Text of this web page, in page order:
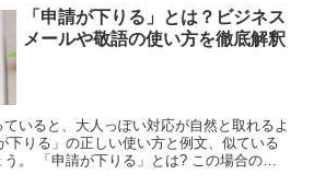
「申請が下りる」とは？ビジネス
メールや敬語の使い方を徹底解釈
いると、大人っぽい対応が自然と取れるよ
下りる」の正しい使い方と例文、似ている
。 「申請が下りる」とは? この場合の